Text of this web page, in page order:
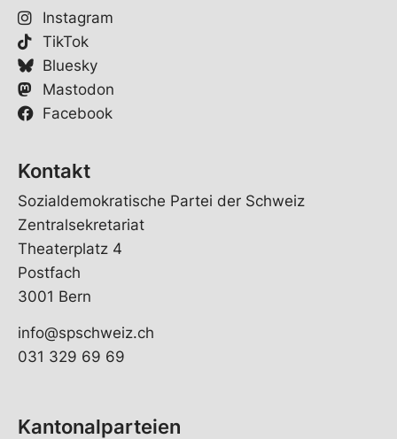
Instagram
TikTok
Bluesky
Mastodon
Facebook
Kontakt
Sozialdemokratische Partei der Schweiz
Zentralsekretariat
Theaterplatz 4
Postfach
3001 Bern
info@spschweiz.ch
031 329 69 69
Kantonalparteien